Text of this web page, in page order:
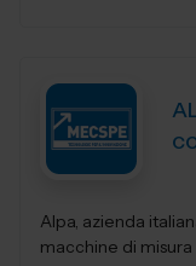
Alpa, azienda
macchine di